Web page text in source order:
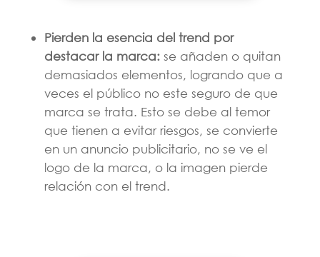
Pierden la esencia del trend por
destacar la marca:se añaden o quitan
demasiados elementos, logrando que a
veces el público no este seguro de que
marca se trata. Esto se debe al temor
que tienen a evitar riesgos, se convierte
en un anuncio publicitario, no se ve el
logo de la marca, o la imagen pierde
relación con el trend.